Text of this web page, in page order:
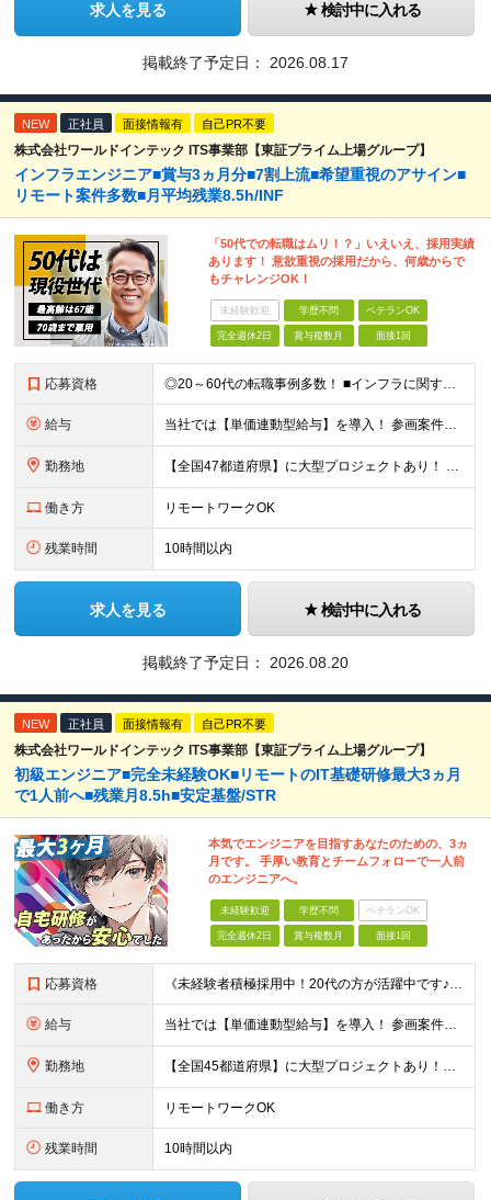
求人を見る 検討中に入れる
掲載終了予定日： 2026.08.17
NEW 正社員 面接情報有 自己PR不要
株式会社ワールドインテック ITS事業部【東証プライム上場グループ】
インフラエンジニア■賞与3ヵ月分■7割上流■希望重視のアサイン■
リモート案件多数■月平均残業8.5h/INF
「50代での転職はムリ！？」いえいえ、採用実績
あります！ 意欲重視の採用だから、何歳からで
もチャレンジOK！
未経験歓迎 学歴不問 ベテランOK
完全週休2日 賞与複数月 面接1回
応募資格 ◎20～60代の転職事例多数！ ■インフラに関する何らかのご経験 ■学歴不問/転職回数は一切不問！
給与 当社では【単価連動型給与】を導入！ 参画案件の契約単価に連動して給与が決定。 還元率は単価の【70％～80％】と東証プライム上場グループとして高水準です！（社会保険料・教育コスト含む） ■関東：月給
勤務地 【全国47都道府県】に大型プロジェクトあり！ 主要勤務地： 北海道/宮城県/栃木県/埼玉県/千葉県/東京都/神奈川県/愛知県/大阪府/京都府/兵庫県/広島県/福岡県/熊本県 ※勤務エリアは、あなたの
働き方 リモートワークOK
残業時間 10時間以内
求人を見る 検討中に入れる
掲載終了予定日： 2026.08.20
NEW 正社員 面接情報有 自己PR不要
株式会社ワールドインテック ITS事業部【東証プライム上場グループ】
初級エンジニア■完全未経験OK■リモートのIT基礎研修最大3ヵ月
で1人前へ■残業月8.5h■安定基盤/STR
本気でエンジニアを目指すあなたのための、3ヵ
月です。 手厚い教育とチームフォローで一人前
のエンジニアへ。
未経験歓迎 学歴不問 ベテランOK
完全週休2日 賞与複数月 面接1回
応募資格 《未経験者積極採用中！20代の方が活躍中です♪》 ◎約4割が実務未経験入社！ ■学歴・職歴は一切問いません！ ■第二新卒の方もお気軽にご相談ください♪ ■入社してから数年は、転勤の可能性があります
給与 当社では【単価連動型給与】を導入！ 参画案件の契約単価に連動して給与が決定。 還元率は単価の【70％～80％】と東証プライム上場グループとして高水準です！（社会保険料・教育コスト含む） ■関東：月給
勤務地 【全国45都道府県】に大型プロジェクトあり！※ 四国・沖縄を除く 主要勤務地： 北海道/宮城県/栃木県/埼玉県/千葉県/東京都/神奈川県/愛知県/大阪府/京都府/兵庫県/広島県/福岡県/熊本県 ※勤
働き方 リモートワークOK
残業時間 10時間以内